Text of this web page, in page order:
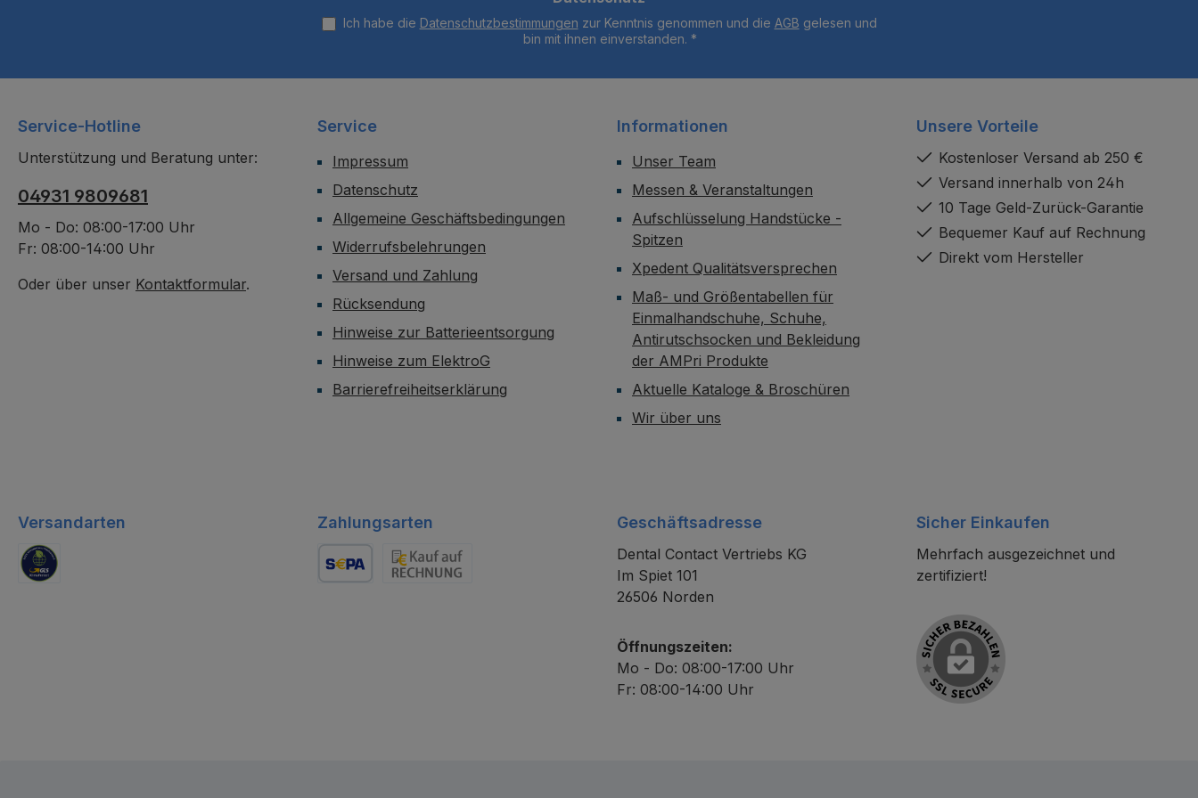
Ich habe die Datenschutzbestimmungen zur Kenntnis genommen und die AGB gelesen und
bin mit ihnen einverstanden. *
Service-Hotline
Unterstützung und Beratung unter:
04931 9809681
Mo - Do: 08:00-17:00 Uhr
Fr: 08:00-14:00 Uhr
Oder über unser Kontaktformular.
Service
Impressum
Datenschutz
Allgemeine Geschäftsbedingungen
Widerrufsbelehrungen
Versand und Zahlung
Rücksendung
Hinweise zur Batterieentsorgung
Hinweise zum ElektroG
Barrierefreiheitserklärung
Informationen
Unser Team
Messen & Veranstaltungen
Aufschlüsselung Handstücke -
Spitzen
Xpedent Qualitätsversprechen
Maß- und Größentabellen für
Einmalhandschuhe, Schuhe,
Antirutschsocken und Bekleidung
der AMPri Produkte
Aktuelle Kataloge & Broschüren
Wir über uns
Unsere Vorteile
Kostenloser Versand ab 250 €
Versand innerhalb von 24h
10 Tage Geld-Zurück-Garantie
Bequemer Kauf auf Rechnung
Direkt vom Hersteller
Versandarten Zahlungsarten Geschäftsadresse
Dental Contact Vertriebs KG
Im Spiet 101
26506 Norden
Öffnungszeiten:
Mo - Do: 08:00-17:00 Uhr
Fr: 08:00-14:00 Uhr
Sicher Einkaufen
Mehrfach ausgezeichnet und
zertifiziert!